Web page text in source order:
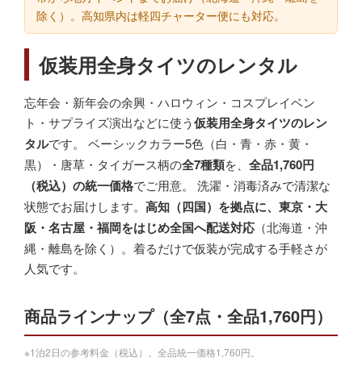
除く）。高知県内は軽四チャーター便にも対応。
仮装用全身タイツのレンタル
忘年会・新年会の余興・ハロウィン・コスプレイベン
ト・サプライズ演出などに使う仮装用全身タイツのレン
タルです。 ベーシックカラー5色（白・青・赤・黄・
黒）・唐草・タイガース柄の全7種類を、 全品1,760円
（税込）の統一価格でご用意。 洗濯・消毒済みで清潔な
状態でお届けします。 高知（四国）を拠点に、東京・大
阪・名古屋・福岡をはじめ全国へ配送対応（北海道・沖
縄・離島を除く）。着るだけで仮装が完成する手軽さが
人気です。
商品ラインナップ（全7点・全品1,760円）
※1泊2日の参考料金（税込）。全品統一価格1,760円。